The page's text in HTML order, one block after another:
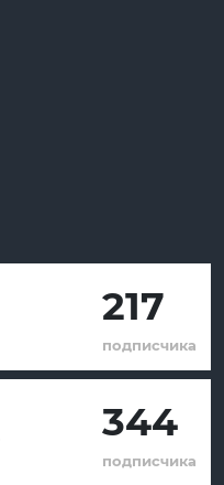
217
подписчика
344
подписчика